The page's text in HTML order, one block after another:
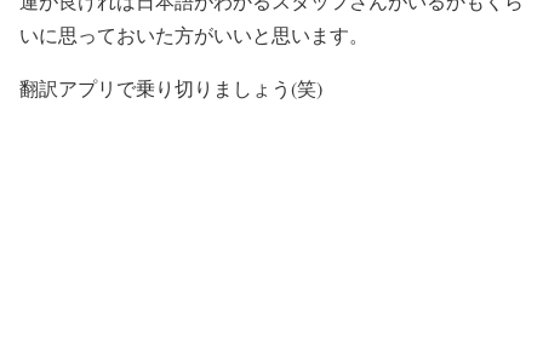
いに思っておいた方がいいと思います。
翻訳アプリで乗り切りましょう(笑)